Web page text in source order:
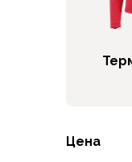
Брюки
Флисовые
Шорты
Цена